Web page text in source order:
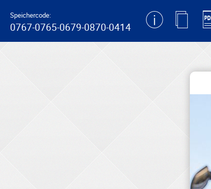
Speichercode:
0767-0765-0679-0870-0414